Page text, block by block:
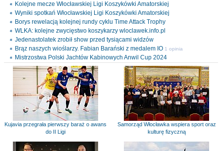
Kolejne mecze Włocławskiej Ligi Koszykówki Amatorskiej
Wyniki spotkań Włocławskiej Ligi Koszykówki Amatorskiej
Borys rewelacją kolejnej rundy cyklu Time Attack Trophy
WLKA: kolejne zwycięstwo koszykarzy wloclawek.info.pl
Jedenastolatek zrobił show przed tysiącami widzów
Brąz naszych wioślarzy. Fabian Barański z medalem IO 1 opinia
Mistrzostwa Polski Jachtów Kabinowych Anwil Cup 2024
Kujavia przegrała pierwszy baraż o awans
do II Ligi
Samorząd Włocławka wspiera sport oraz
kulturę fizyczną